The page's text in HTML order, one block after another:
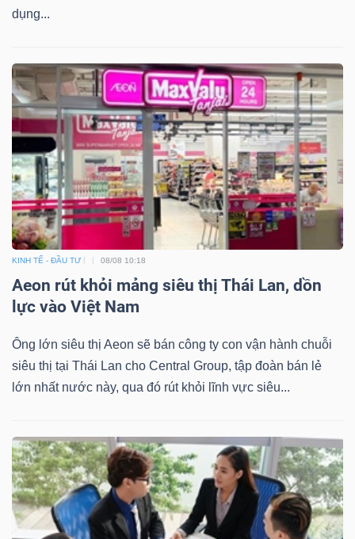
dụng...
KINH TẾ - ĐẦU TƯ 08/08 10:18
Aeon rút khỏi mảng siêu thị Thái Lan, dồn
lực vào Việt Nam
Ông lớn siêu thị Aeon sẽ bán công ty con vận hành chuỗi
siêu thị tại Thái Lan cho Central Group, tập đoàn bán lẻ
lớn nhất nước này, qua đó rút khỏi lĩnh vực siêu...